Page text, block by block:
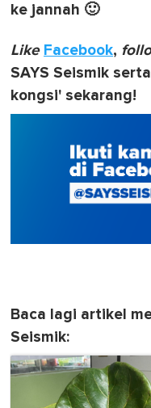
ke jannah 🙂
Like Facebook,
SAYS Seismik
kongsi' sekarang!
Baca lagi artikel
Seismik: